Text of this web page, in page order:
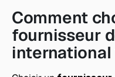
Comment
fournisseur
international